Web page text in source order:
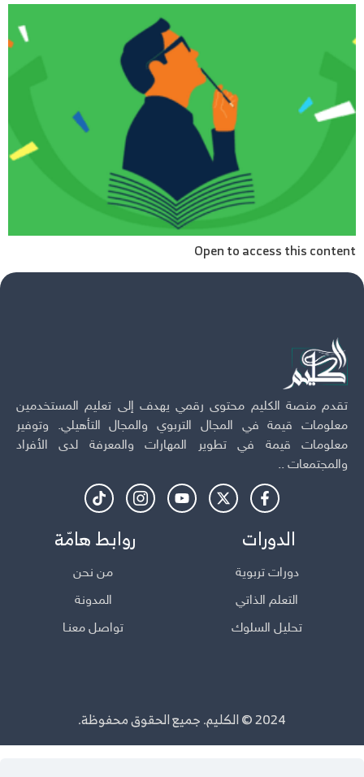
Open to access this content
تقدم منصة الكليم محتوى رقمي يهدف إلى تعليم المستخدمين
معلومات قيمة في المجال التربوي والمجال التأهيلي. وتوفير
معلومات قيمة في تطوير المهارات والمعرفة لدى الأفراد
والمجتمعات ..
الدورات
دورات تربوية
التعلم الذاتي
تحليل السلوك
روابط هامّة
من نحن
المدونة
تواصل معنـا
2024 © الكليم. جميع الحقوق محفوظة.